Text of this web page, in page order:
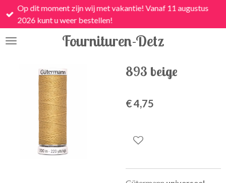
Ga
direct
de
Fournituren-Detz
Op dit moment zijn wij met vakantie! Vanaf 11 augustus
2026 kunt u weer bestellen!
893 beige
€ 4,75